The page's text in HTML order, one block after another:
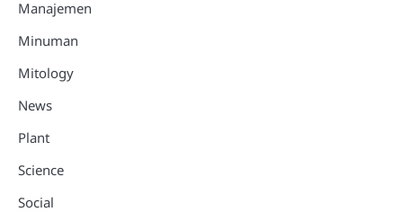
Manajemen
Minuman
Mitology
News
Plant
Science
Social